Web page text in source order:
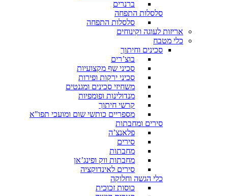
ברנרים
סלסלות התפחה
סלסלות התפחה
אריזות לעוגה וקינוחים
כלי מטבח
סכינים וחיתוך
בוצ’רים
סכיני שף מקצועיות
סכיני ירקות ופירות
משחיזי סכינים ומגנטים
מנדולינות ופומפיות
קרשי חיתוך
מספריים כותשי שום ומועכי תפו"א
סירים ומחבתות
פלאנצ’ה
סירים
מחבתות
מחבתות ווק ופינג’אן
סירים לאינדוקציה
כלי הגשה וחלוקה
כוסות זכוכית